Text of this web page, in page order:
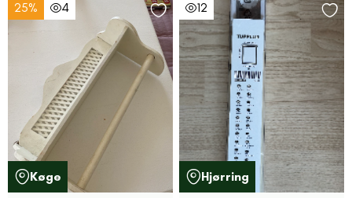
25% 4
Køge
12
Hjørring